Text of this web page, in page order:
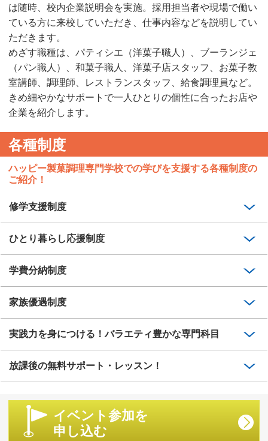
は随時、校内企業説明会を実施。採用担当者や現場で働い
ている方に来校していただき、仕事内容などを説明してい
ただきます。
めざす職種は、パティシエ（洋菓子職人）、ブーランジェ
（パン職人）、和菓子職人、洋菓子店スタッフ、お菓子教
室講師、調理師、レストランスタッフ、給食調理員など。
きめ細やかなサポートで一人ひとりの個性に合ったお店や
企業を紹介します。
各種制度
ハッピー製菓調理専門学校での学びを支援する各種制度の
ご紹介！
修学支援制度
ひとり暮らし応援制度
学費分納制度
家族優遇制度
実践力を身につける！バラエティ豊かな専門科目
放課後の無料サポート・レッスン！
イベント参加を
申し込む